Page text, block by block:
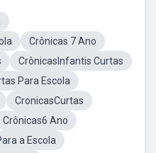
Crônicas 7 Ano
CrônicasInfantis Curtas
Para Escola
CronicasCurtas
Crônicas6 Ano
a Escola